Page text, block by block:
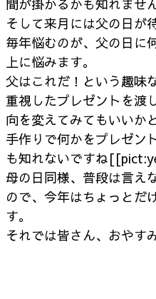
間が掛かるかも知れませ
そして来月には父の日が
毎年悩むのが、父の日に
上に悩みます。
父はこれだ！という趣味
重視したプレゼントを渡
向を変えてみてもいいか
手作りで何かをプレゼン
も知れないですね
母の日同様、普段は言え
ので、今年はちょっとだ
す。
それでは皆さん、おやす